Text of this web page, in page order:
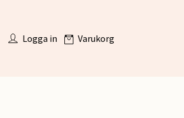
Logga in Varukorg